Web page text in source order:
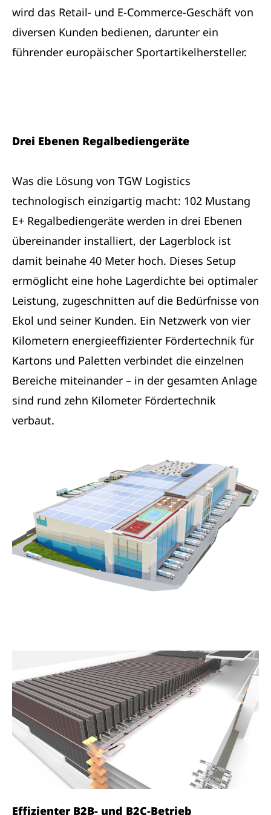
wird das Retail- und E-Commerce-Geschäft von
diversen Kunden bedienen, darunter ein
führender europäischer Sportartikelhersteller.
Drei Ebenen Regalbediengeräte
Was die Lösung von TGW Logistics
technologisch einzigartig macht: 102 Mustang
E+ Regalbediengeräte werden in drei Ebenen
übereinander installiert, der Lagerblock ist
damit beinahe 40 Meter hoch. Dieses Setup
ermöglicht eine hohe Lagerdichte bei optimaler
Leistung, zugeschnitten auf die Bedürfnisse von
Ekol und seiner Kunden. Ein Netzwerk von vier
Kilometern energieeffizienter Fördertechnik für
Kartons und Paletten verbindet die einzelnen
Bereiche miteinander – in der gesamten Anlage
sind rund zehn Kilometer Fördertechnik
verbaut.
Effizienter B2B- und B2C-Betrieb